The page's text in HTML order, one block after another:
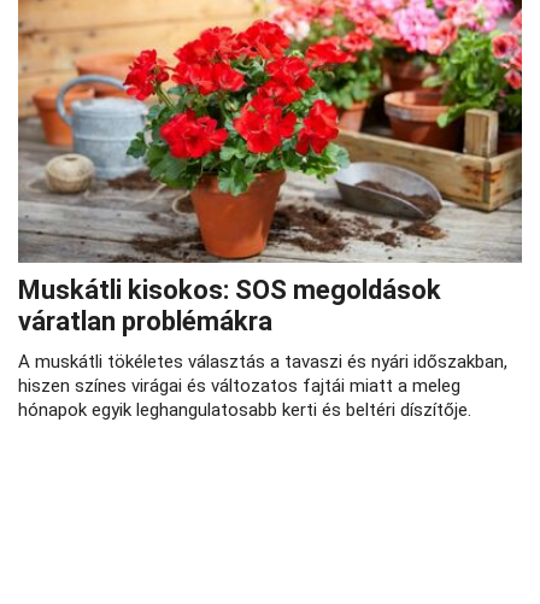
Muskátli kisokos: SOS megoldások
váratlan problémákra
A muskátli tökéletes választás a tavaszi és nyári időszakban,
hiszen színes virágai és változatos fajtái miatt a meleg
hónapok egyik leghangulatosabb kerti és beltéri díszítője.